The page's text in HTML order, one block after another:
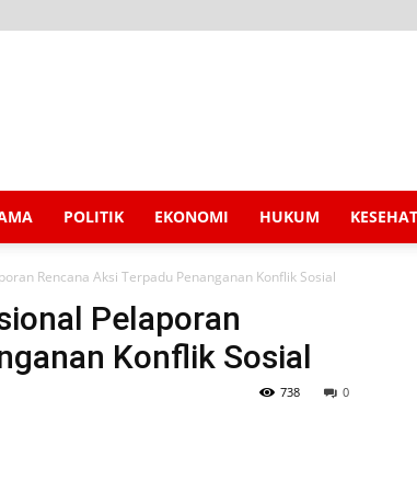
POLITIK EKONOMI HUKUM
Rencana Aksi Terpadu Penanganan Konflik Sosial
Pelaporan
Konflik Sosial
0
738